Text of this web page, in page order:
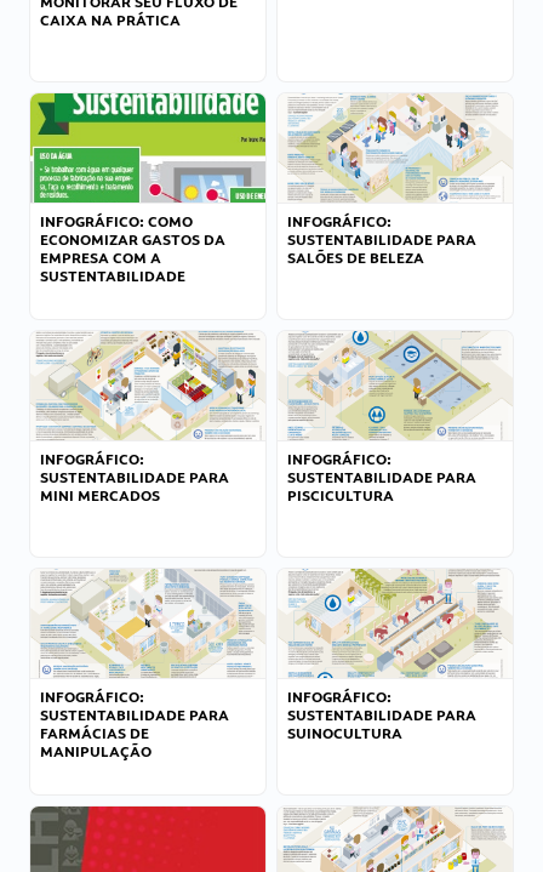
CAIXA NA PRÁTICA
INFOGRÁFICO: COMO
ECONOMIZAR GASTOS DA
EMPRESA COM A
SUSTENTABILIDADE
INFOGRÁFICO:
SUSTENTABILIDADE PARA
SALÕES DE BELEZA
INFOGRÁFICO:
SUSTENTABILIDADE PARA
MINI MERCADOS
INFOGRÁFICO:
SUSTENTABILIDADE PARA
PISCICULTURA
INFOGRÁFICO:
SUSTENTABILIDADE PARA
FARMÁCIAS DE
MANIPULAÇÃO
INFOGRÁFICO:
SUSTENTABILIDADE PARA
SUINOCULTURA